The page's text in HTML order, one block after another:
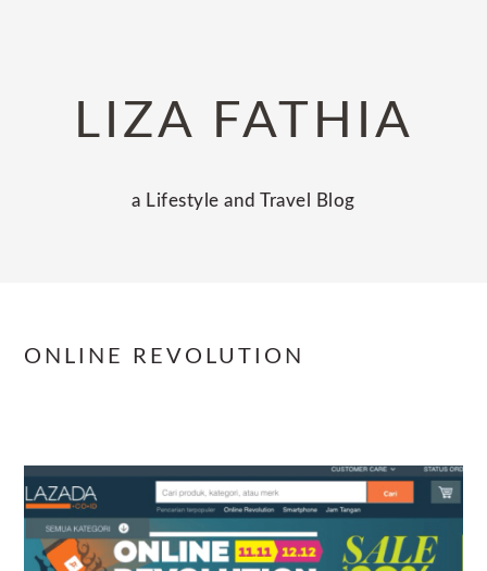
navigationLIZA FATHIA
a Lifestyle and Travel Blog
ONLINE REVOLUTION